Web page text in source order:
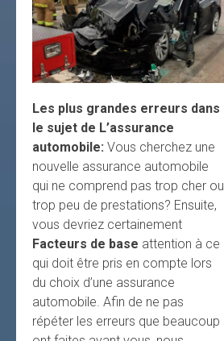
Les plus grandes erreurs dans
le sujet de L’assurance
automobile: Vous cherchez une
nouvelle assurance automobile
qui ne comprend pas trop cher ou
trop peu de prestations? Ensuite,
vous devriez certainement
Facteurs de base attention à ce
qui doit être pris en compte lors
du choix d’une assurance
automobile. Afin de ne pas
répéter les erreurs que beaucoup